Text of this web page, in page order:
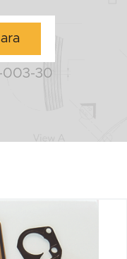
ara
003-30